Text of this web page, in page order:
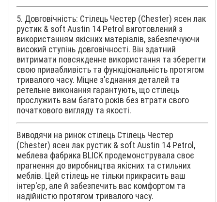
5. Довговічність: Стілець Честер (Chester) ясен лак
рустик & soft Austin 14 Petrol виготовлений з
використанням якісних матеріалів, забезпечуючи
високий ступінь довговічності. Він здатний
витримати повсякденне використання та зберегти
свою привабливість та функціональність протягом
тривалого часу. Міцне з'єднання деталей та
ретельне виконання гарантують, що стілець
прослужить вам багато років без втрати свого
початкового вигляду та якості.
Виводячи на ринок стілець Стілець Честер
(Chester) ясен лак рустик & soft Austin 14 Petrol,
меблева фабрика BLICK продемонструвала своє
прагнення до виробництва якісних та стильних
меблів. Цей стілець не тільки прикрасить ваш
інтер'єр, але й забезпечить вас комфортом та
надійністю протягом тривалого часу.